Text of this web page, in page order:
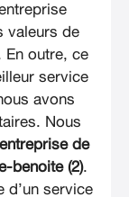
valeurs de
En outre, ce
service
avons
Nous
de
benoite (2).
d’un service